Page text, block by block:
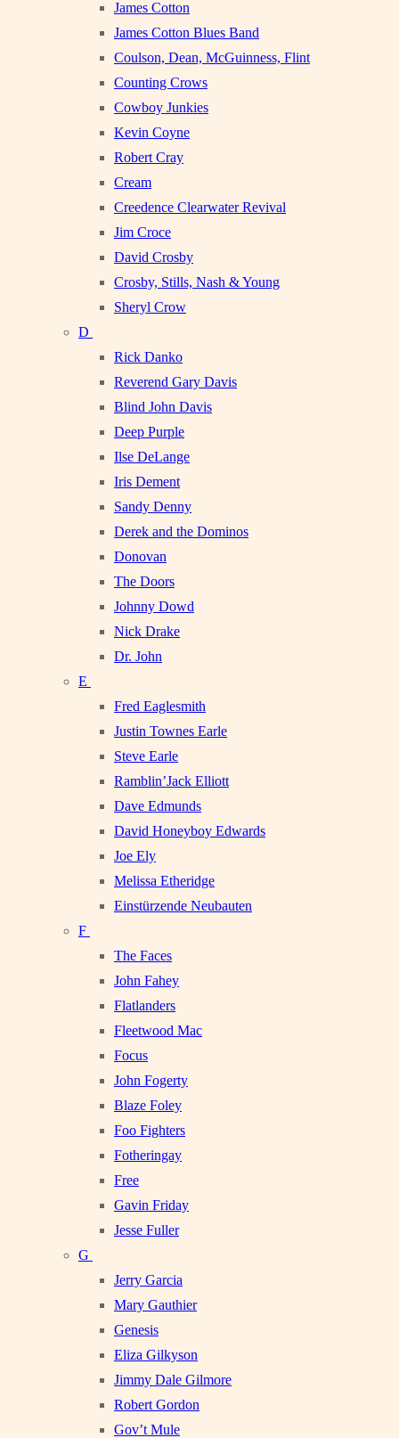
James Cotton
James Cotton Blues Band
Coulson, Dean, McGuinness, Flint
Counting Crows
Cowboy Junkies
Kevin Coyne
Robert Cray
Cream
Creedence Clearwater Revival
Jim Croce
David Crosby
Crosby, Stills, Nash & Young
Sheryl Crow
D
Rick Danko
Reverend Gary Davis
Blind John Davis
Deep Purple
Ilse DeLange
Iris Dement
Sandy Denny
Derek and the Dominos
Donovan
The Doors
Johnny Dowd
Nick Drake
Dr. John
E
Fred Eaglesmith
Justin Townes Earle
Steve Earle
Ramblin’Jack Elliott
Dave Edmunds
David Honeyboy Edwards
Joe Ely
Melissa Etheridge
Einstürzende Neubauten
F
The Faces
John Fahey
Flatlanders
Fleetwood Mac
Focus
John Fogerty
Blaze Foley
Foo Fighters
Fotheringay
Free
Gavin Friday
Jesse Fuller
G
Jerry Garcia
Mary Gauthier
Genesis
Eliza Gilkyson
Jimmy Dale Gilmore
Robert Gordon
Gov’t Mule